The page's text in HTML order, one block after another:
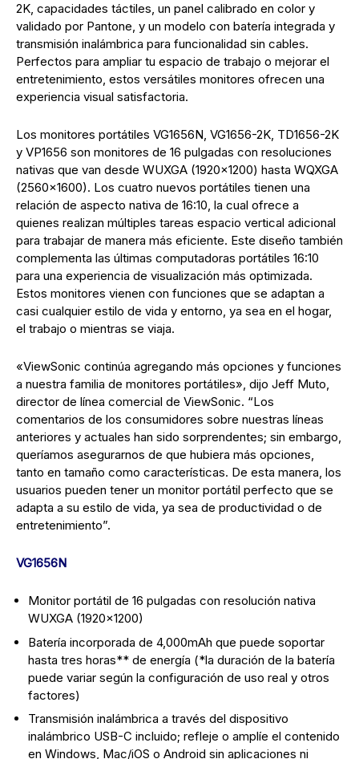
2K, capacidades táctiles, un panel calibrado en color y
validado por Pantone, y un modelo con batería integrada y
transmisión inalámbrica para funcionalidad sin cables.
Perfectos para ampliar tu espacio de trabajo o mejorar el
entretenimiento, estos versátiles monitores ofrecen una
experiencia visual satisfactoria.
Los monitores portátiles VG1656N, VG1656-2K, TD1656-2K
y VP1656 son monitores de 16 pulgadas con resoluciones
nativas que van desde WUXGA (1920×1200) hasta WQXGA
(2560×1600). Los cuatro nuevos portátiles tienen una
relación de aspecto nativa de 16:10, la cual ofrece a
quienes realizan múltiples tareas espacio vertical adicional
para trabajar de manera más eficiente. Este diseño también
complementa las últimas computadoras portátiles 16:10
para una experiencia de visualización más optimizada.
Estos monitores vienen con funciones que se adaptan a
casi cualquier estilo de vida y entorno, ya sea en el hogar,
el trabajo o mientras se viaja.
«ViewSonic continúa agregando más opciones y funciones
a nuestra familia de monitores portátiles», dijo Jeff Muto,
director de línea comercial de ViewSonic. “Los
comentarios de los consumidores sobre nuestras líneas
anteriores y actuales han sido sorprendentes; sin embargo,
queríamos asegurarnos de que hubiera más opciones,
tanto en tamaño como características. De esta manera, los
usuarios pueden tener un monitor portátil perfecto que se
adapta a su estilo de vida, ya sea de productividad o de
entretenimiento”.
VG1656N
Monitor portátil de 16 pulgadas con resolución nativa
WUXGA (1920×1200)
Batería incorporada de 4,000mAh que puede soportar
hasta tres horas** de energía (*la duración de la batería
puede variar según la configuración de uso real y otros
factores)
Transmisión inalámbrica a través del dispositivo
inalámbrico USB-C incluido; refleje o amplíe el contenido
en Windows, Mac/iOS o Android sin aplicaciones ni